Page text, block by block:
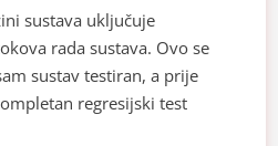
sustava uključuje
rada sustava. Ovo se
sustav testiran, a prije
regresijski test